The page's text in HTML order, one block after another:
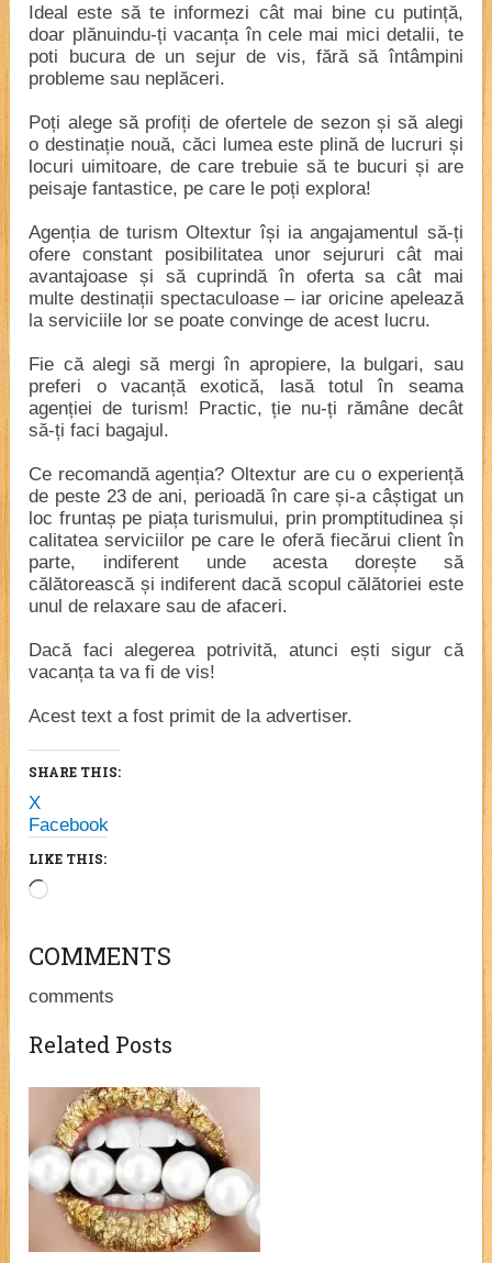
Ideal este să te informezi cât mai bine cu putință,
doar plănuindu-ți vacanța în cele mai mici detalii, te
poti bucura de un sejur de vis, fără să întâmpini
probleme sau neplăceri.
Poți alege să profiți de ofertele de sezon și să alegi
o destinație nouă, căci lumea este plină de lucruri și
locuri uimitoare, de care trebuie să te bucuri și are
peisaje fantastice, pe care le poți explora!
Agenția de turism Oltextur își ia angajamentul să-ți
ofere constant posibilitatea unor sejururi cât mai
avantajoase și să cuprindă în oferta sa cât mai
multe destinații spectaculoase – iar oricine apelează
la serviciile lor se poate convinge de acest lucru.
Fie că alegi să mergi în apropiere, la bulgari, sau
preferi o vacanță exotică, lasă totul în seama
agenției de turism! Practic, ție nu-ți rămâne decât
să-ți faci bagajul.
Ce recomandă agenția? Oltextur are cu o experiență
de peste 23 de ani, perioadă în care și-a câștigat un
loc fruntaș pe piața turismului, prin promptitudinea și
calitatea serviciilor pe care le oferă fiecărui client în
parte, indiferent unde acesta dorește să
călătorească și indiferent dacă scopul călătoriei este
unul de relaxare sau de afaceri.
Dacă faci alegerea potrivită, atunci ești sigur că
vacanța ta va fi de vis!
Acest text a fost primit de la advertiser.
SHARE THIS:
X
Facebook
LIKE THIS:
Loading…
COMMENTS
comments
Related Posts